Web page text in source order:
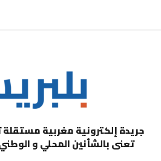
جريدة إلكترونية مغربية مستقلة
تعنى بالشأنين المحلي و الوطني